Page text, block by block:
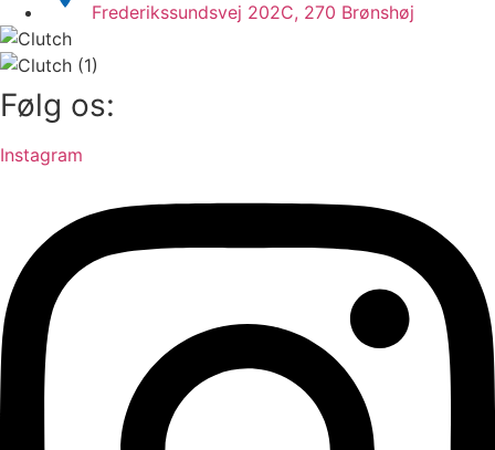
Frederikssundsvej 202C, 270 Brønshøj
Følg os:
Instagram